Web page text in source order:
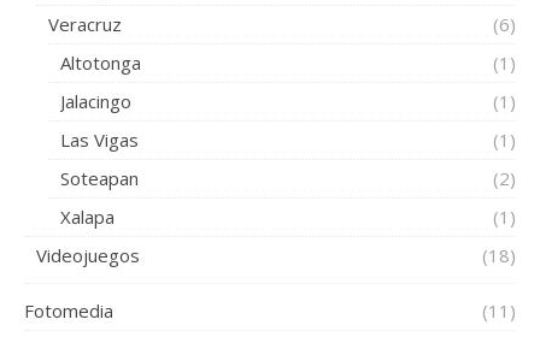
Veracruz
(6)
Altotonga
(1)
Jalacingo
(1)
Las Vigas
(1)
Soteapan
(2)
Xalapa
(1)
Videojuegos
(18)
Fotomedia
(11)